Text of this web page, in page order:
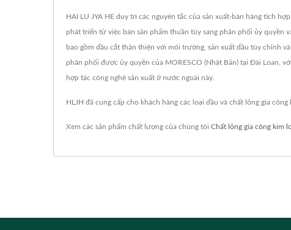
HAI LU JYA HE duy trì các nguyên tắc của sản xuất-bán hàng tích
phát triển từ việc bán sản phẩm thuần túy sang phân phối ủy quyền
bao gồm dầu cắt thân thiện với môi trường, sản xuất dầu tùy chỉnh
phân phối được ủy quyền của MORESCO (Nhật Bản) tại Đài Loan,
hợp tác công nghệ sản xuất ở nước ngoài này.
HLJH đã cung cấp cho khách hàng các loại dầu và chất lỏng gia
Xem các sản phẩm chất lượng của chúng tôi Chất lỏng gia công kim